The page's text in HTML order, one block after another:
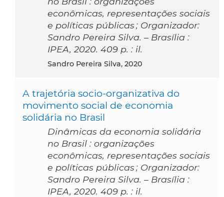
econômicas, representações sociais
e políticas públicas ; Organizador:
Sandro Pereira Silva. – Brasília :
IPEA, 2020. 409 p. : il.
Sandro Pereira Silva, 2020
A trajetória socio-organizativa do
movimento social de economia
solidária no Brasil
Dinâmicas da economia solidária
no Brasil : organizações
econômicas, representações sociais
e políticas públicas ; Organizador:
Sandro Pereira Silva. – Brasília :
IPEA, 2020. 409 p. : il.